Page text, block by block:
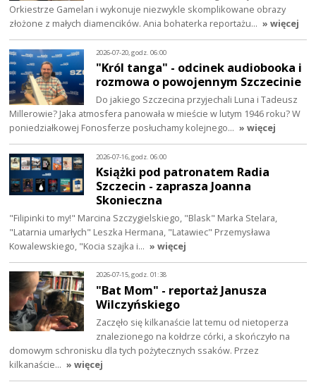
Orkiestrze Gamelan i wykonuje niezwykle skomplikowane obrazy
złożone z małych diamencików. Ania bohaterka reportażu… » więcej
2026-07-20, godz. 06:00
"Król tanga" - odcinek audiobooka i
rozmowa o powojennym Szczecinie
Do jakiego Szczecina przyjechali Luna i Tadeusz
Millerowie? Jaka atmosfera panowała w mieście w lutym 1946 roku? W
poniedziałkowej Fonosferze posłuchamy kolejnego… » więcej
2026-07-16, godz. 06:00
Książki pod patronatem Radia
Szczecin - zaprasza Joanna
Skonieczna
"Filipinki to my!" Marcina Szczygielskiego, "Blask" Marka Stelara,
"Latarnia umarłych" Leszka Hermana, "Latawiec" Przemysława
Kowalewskiego, "Kocia szajka i… » więcej
2026-07-15, godz. 01:38
"Bat Mom" - reportaż Janusza
Wilczyńskiego
Zaczęło się kilkanaście lat temu od nietoperza
znalezionego na kołdrze córki, a skończyło na
domowym schronisku dla tych pożytecznych ssaków. Przez
kilkanaście… » więcej